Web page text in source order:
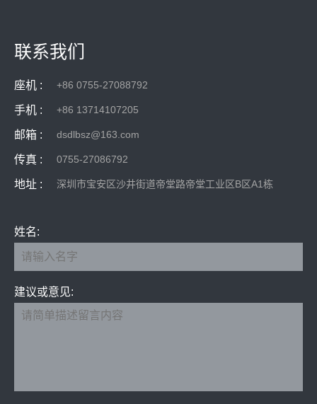
联系我们
座机 : +86 0755-27088792
手机 : +86 13714107205
邮箱 : dsdlbsz@163.com
传真 : 0755-27086792
地址 : 深圳市宝安区沙井街道帝堂路帝堂工业区B区A1栋
姓名:
建议或意见: